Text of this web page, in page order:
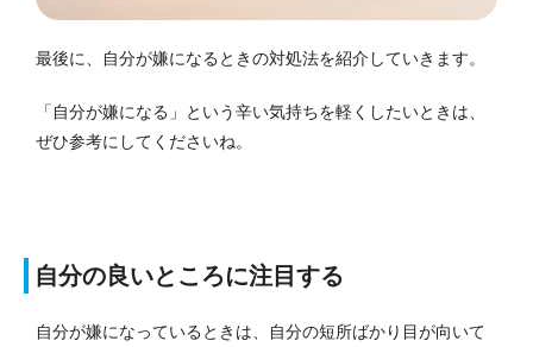
最後に、自分が嫌になるときの対処法を紹介していきます。
「自分が嫌になる」という辛い気持ちを軽くしたいときは、
ぜひ参考にしてくださいね。
自分の良いところに注目する
自分が嫌になっているときは、自分の短所ばかり目が向いて